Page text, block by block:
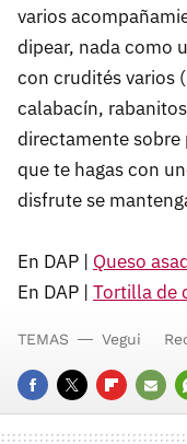
varios
dipear, nada como
con crudités varios
calabacín,
directamente sobre
que te hagas con
disfrute se
En DAP | Queso
En DAP | Tortilla de
FACEBOOK
TWITTERFLIPBOARD
E-
TEMAS Vegui